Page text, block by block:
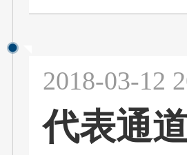
2018-03-12
代表通